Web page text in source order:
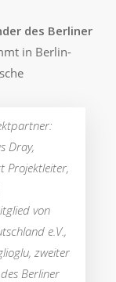
des Berliner
in Berlin-
Dray,
Projektleiter,
von
e.V.,
zweiter
Berliner